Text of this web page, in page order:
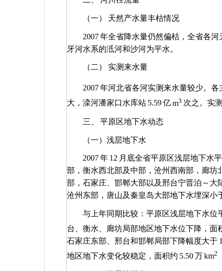
（一） 天然产水量丰枯情况
2007年全省降水量仍然偏枯，全省各
牙河水系的泜河和沙河为平水。
（二） 实测来水量
2007年河北省各河实测来水量较少。
大，滦河潘家口水库站 5.59亿m3 次之。实
三、 平原区地下水动态
（一）浅层地下水
2007年 12 月底全省平原区浅层地下水
部，衡水西北部及中部，沧州西南部，廊
部，石家庄、邯郸大部以及邢台宁晋泊～大
沧州东部，唐山及秦皇岛大部地下水埋深小
与上年同期比较：平原区浅层地下水位
台、衡水、廊坊局部地区地下水位下降，面
石家庄东部、邢台和邯郸局部下降幅度大于
地区地下水变化较稳定，面积约 5.50万km2